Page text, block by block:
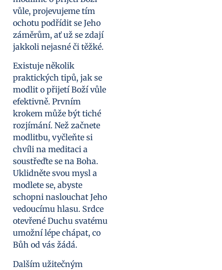
vůle, projevujeme tím
ochotu podřídit se Jeho
záměrům, ať už se zdají
jakkoli nejasné či těžké.
Existuje několik
praktických tipů, jak se
modlit o přijetí Boží vůle
efektivně. Prvním
krokem může být tiché
rozjímání. Než začnete
modlitbu, vyčleňte si
chvíli na meditaci a
soustřeďte se na Boha.
Uklidněte svou mysl a
modlete se, abyste
schopni naslouchat Jeho
vedoucímu hlasu. Srdce
otevřené Duchu svatému
umožní lépe chápat, co
Bůh od vás žádá.
Dalším užitečným